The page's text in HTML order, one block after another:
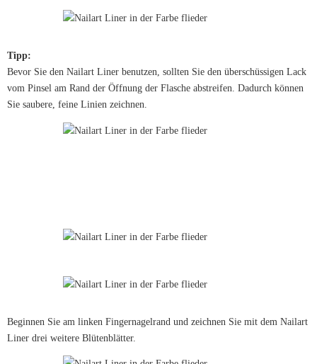
Tipp:
Bevor Sie den Nailart Liner benutzen, sollten Sie den überschüssigen Lack
vom Pinsel am Rand der Öffnung der Flasche abstreifen. Dadurch können
Sie saubere, feine Linien zeichnen.
Beginnen Sie am linken Fingernagelrand und zeichnen Sie mit dem Nailart
Liner drei weitere Blütenblätter.